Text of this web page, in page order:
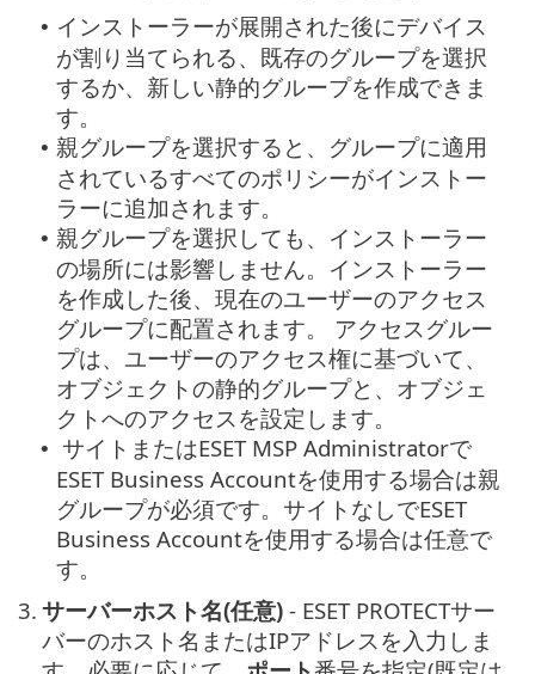
• インストーラーが展開された後にデバイス
が割り当てられる、既存のグループを選択
するか、新しい静的グループを作成できま
す。
• 親グループを選択すると、グループに適用
されているすべてのポリシーがインストー
ラーに追加されます。
• 親グループを選択しても、インストーラー
の場所には影響しません。インストーラー
を作成した後、現在のユーザーのアクセス
グループに配置されます。 アクセスグルー
プは、ユーザーのアクセス権に基づいて、
オブジェクトの静的グループと、オブジェ
クトへのアクセスを設定します。
• サイトまたはESET MSP Administratorで
ESET Business Accountを使用する場合は親
グループが必須です。サイトなしでESET
Business Accountを使用する場合は任意で
す。
3. サーバーホスト名(任意) - ESET PROTECTサー
バーのホスト名またはIPアドレスを入力しま